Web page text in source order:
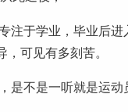
注于学业，毕业后
可见有多刻苦。
是不是一听就是运